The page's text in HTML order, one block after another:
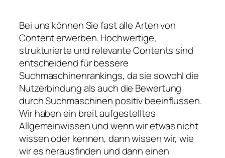
Bei uns können Sie fast alle Arten von
Content erwerben. Hochwertige,
strukturierte und relevante Contents sind
entscheidend für bessere
Suchmaschinenrankings, da sie sowohl die
Nutzerbindung als auch die Bewertung
durch Suchmaschinen positiv beeinflussen.
Wir haben ein breit aufgestelltes
Allgemeinwissen und wenn wir etwas nicht
wissen oder kennen, dann wissen wir, wie
wir es herausfinden und dann einen